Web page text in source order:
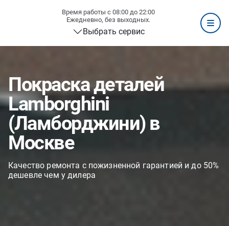
Время работы с 08:00 до 22:00
Ежедневно, без выходных.
Выбрать сервис
Покраска деталей
Lamborghini
(Ламборджини) в
Москве
Качество ремонта с пожизненной гарантией и до 50%
дешевле чем у дилера